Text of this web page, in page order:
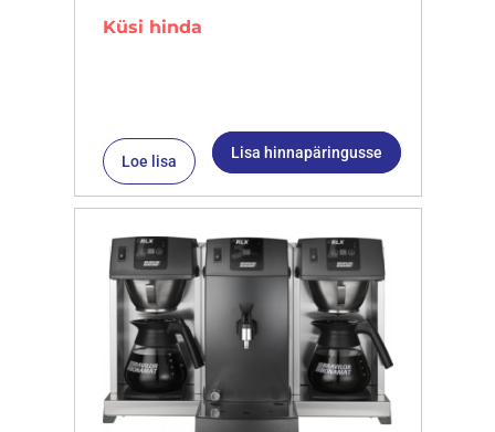
Küsi hinda
Loe lisa Lisa hinnapäringusse